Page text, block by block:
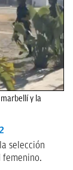
y la
selección
femenino.